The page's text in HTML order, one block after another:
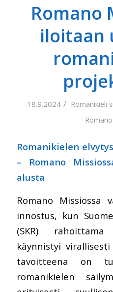
Romano
iloitaan
18.9.2024 / Romanikieli
Romanikielen
– Romano
alusta
Romano
innostus, kun
(SKR) rahoittama
käynnistyi
tavoitteena on
romanikielen